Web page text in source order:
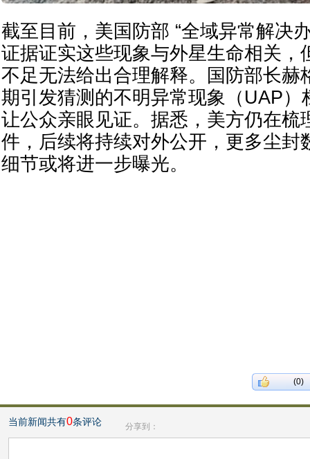
截至目前，美国防部 “全域异常解决
证据证实这些现象与外星生命相关，
不足无法给出合理解释。国防部长赫
期引发猜测的不明异常现象（UAP）
让公众亲眼见证。据悉，美方仍在梳
件，后续将持续对外公开，更多尘封
细节或将进一步曝光。
(0)
当前新闻共有0条评论 分享到：